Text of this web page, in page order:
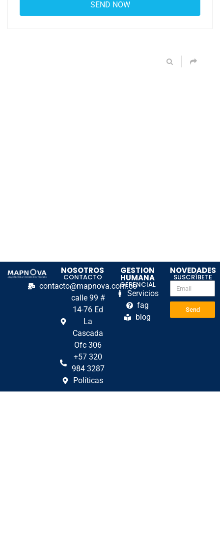
NOSOTROS
CONTACTO
contacto@mapnova.com.co
calle 99 #
14-76 Ed
La
Cascada
Ofc 306
+57 320
984 3287
Políticas
GESTION
HUMANA
GERENCIAL
Servicios
fag
blog
NOVEDADES
SUSCRÍBETE
Send